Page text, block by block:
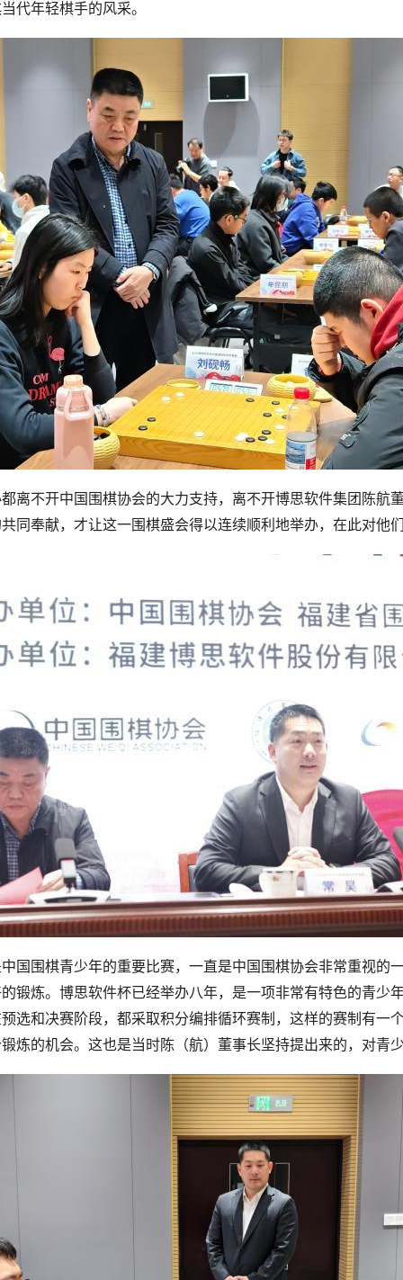
代年轻棋手的风采。
离不开中国围棋协会的大力支持，离不开博思软件集团陈航
同奉献，才让这一围棋盛会得以连续顺利地举办，在此对他
国围棋青少年的重要比赛，一直是中国围棋协会非常重视的
锻炼。博思软件杯已经举办八年，是一项非常有特色的青少
选和决赛阶段，都采取积分编排循环赛制，这样的赛制有一
炼的机会。这也是当时陈（航）董事长坚持提出来的，对青